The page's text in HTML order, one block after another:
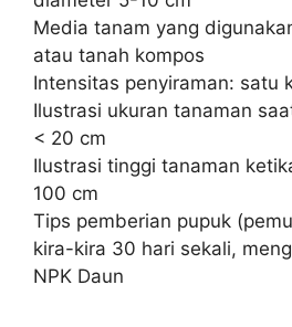
Media tanam yang
atau tanah kompos
Intensitas penyiraman: satu
Ilustrasi ukuran tanaman
< 20 cm
Ilustrasi tinggi tanaman
100 cm
Tips pemberian pupuk
kira-kira 30 hari sekali,
NPK Daun